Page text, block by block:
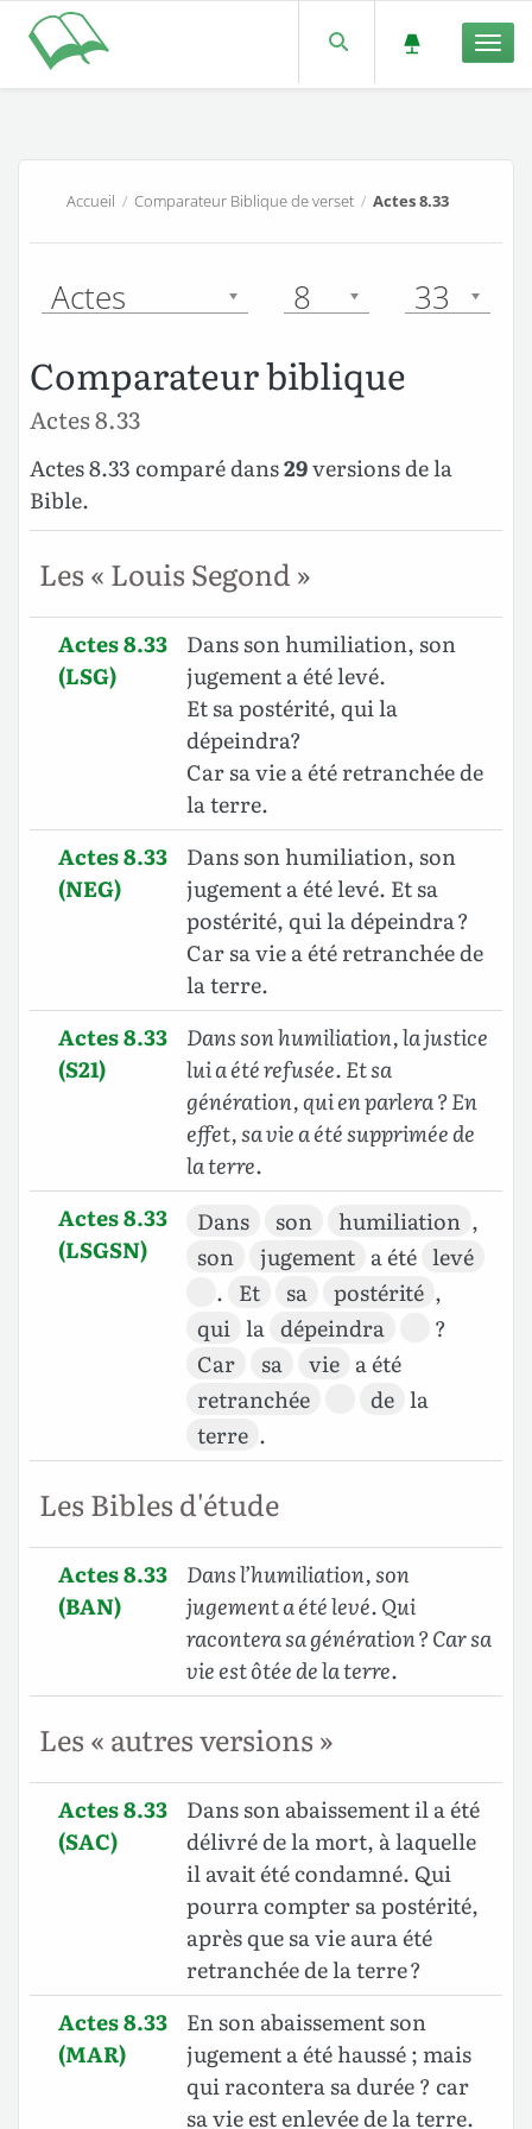
Accueil /Comparateur Biblique de verset /Actes 8.33
Actes 8 33
Comparateur biblique
Actes 8.33
Actes 8.33 comparé dans29versions de la
Bible.
Les « Louis Segond »
Actes 8.33
(LSG)
Dans son humiliation, son
jugement a été levé.
Et sa postérité, qui la
dépeindra?
Car sa vie a été retranchée de
la terre.
Actes 8.33
(NEG)
Dans son humiliation, son
jugement a été levé. Et sa
postérité, qui la dépeindra ?
Car sa vie a été retranchée de
la terre.
Actes 8.33
(S21)
Dans son humiliation, la justice
lui a été refusée. Et sa
génération, qui en parlera ? En
effet, sa vie a été supprimée de
la terre.
Actes 8.33
(LSGSN)
Dans son humiliation ,
son
jugement a été levé
. Et sa postérité ,
qui la dépeindra
?
Car
sa vie a été
retranchée
de la
terre .
Les Bibles d'étude
Actes 8.33
(BAN)
Dans l’humiliation, son
jugement a été levé. Qui
racontera sa génération ? Car sa
vie est ôtée de la terre.
Les « autres versions »
Actes 8.33
(SAC)
Dans son abaissement il a été
délivré de la mort, à laquelle
il avait été condamné. Qui
pourra compter sa postérité,
après que sa vie aura été
retranchée de la terre ?
Actes 8.33
(MAR)
En son abaissement son
jugement a été haussé ; mais
qui racontera sa durée ? car
sa vie est enlevée de la terre.